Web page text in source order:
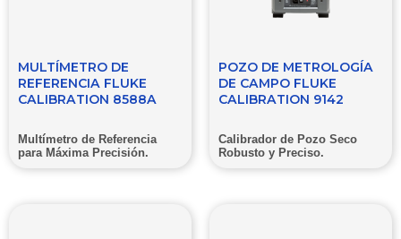
MULTÍMETRO DE
REFERENCIA FLUKE
CALIBRATION 8588A
Multímetro de Referencia
para Máxima Precisión.
POZO DE METROLOGÍA
DE CAMPO FLUKE
CALIBRATION 9142
Calibrador de Pozo Seco
Robusto y Preciso.